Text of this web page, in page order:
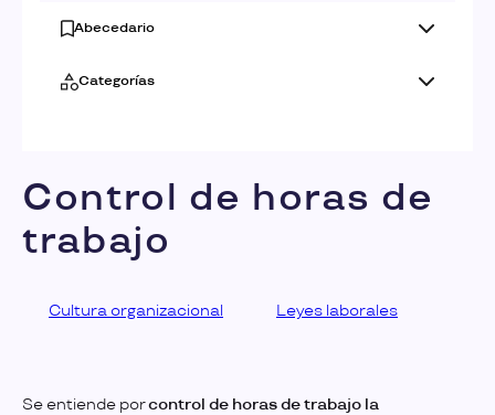
Abecedario
Categorías
Control de horas de
trabajo
Cultura organizacional Leyes laborales
Se entiende porcontrol de horas de trabajo la